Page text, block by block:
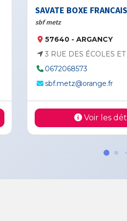
SAVATE BOXE
sbf metz
57640 - ARGANCY
3 RUE DES ÉCOLES
0672068573
sbf.metz@orange.fr
Voir les